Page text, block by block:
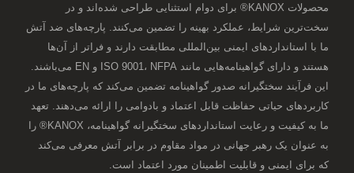
محصولات KANOX® برای دوام استثنایی طراحی شده‌اند و در
سخت‌ترین شرایط، عملکرد بهینه را تضمین می‌کنند. پارچه‌های ضد آتش
ما با استانداردهای ایمنی بین‌المللی مطابقت دارند و فراتر از آن‌ها
هستند و دارای گواهینامه‌هایی مانند ISO 9001، NFPA و EN می‌باشند.
این فرآیند سختگیرانه صدور گواهینامه تضمین می‌کند که پارچه‌های ما در
کاربردهای حیاتی حفاظت قابل اعتماد و بادوامی را ارائه می‌دهند. تعهد
ما به کیفیت و رعایت استانداردهای سختگیرانه گواهینامه، KANOX® را
به عنوان یک رهبر جهانی در مواد مقاوم در برابر آتش معرفی می‌کند
که برای ایمنی و قابلیت اطمینان مورد اعتماد است.